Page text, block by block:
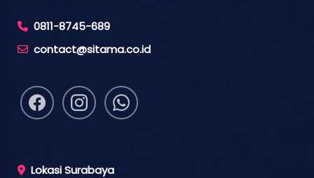
0811-8745-689
contact@sitama.co.id
Lokasi Surabaya